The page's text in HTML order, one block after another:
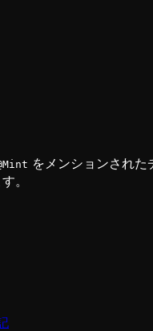
をメンションされ
。